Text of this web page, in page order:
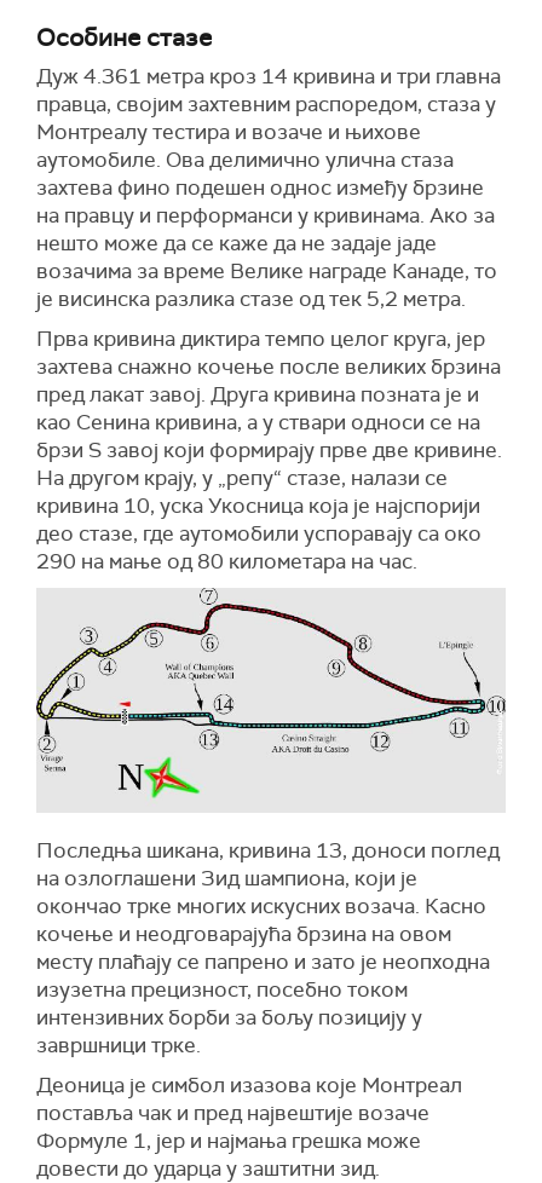
Особине стазе
Дуж 4.361 метра кроз 14 кривина и три главна
правца, својим захтевним распоредом, стаза у
Монтреалу тестира и возаче и њихове
аутомобиле. Ова делимично улична стаза
захтева фино подешен однос између брзине
на правцу и перформанси у кривинама. Ако за
нешто може да се каже да не задаје јаде
возачима за време Велике награде Канаде, то
је висинска разлика стазе од тек 5,2 метра.
Прва кривина диктира темпо целог круга, јер
захтева снажно кочење после великих брзина
пред лакат завој. Друга кривина позната је и
као Сенина кривина, а у ствари односи се на
брзи S завој који формирају прве две кривине.
На другом крају, у „репу“ стазе, налази се
кривина 10, уска Укосница која је најспорији
део стазе, где аутомобили успоравају са око
290 на мање од 80 километара на час.
Последња шикана, кривина 13, доноси поглед
на озлоглашени Зид шампиона, који је
окончао трке многих искусних возача. Касно
кочење и неодговарајућа брзина на овом
месту плаћају се папрено и зато је неопходна
изузетна прецизност, посебно током
интензивних борби за бољу позицију у
завршници трке.
Деоница је симбол изазова које Монтреал
поставља чак и пред највештије возаче
Формуле 1, јер и најмања грешка може
довести до ударца у заштитни зид.